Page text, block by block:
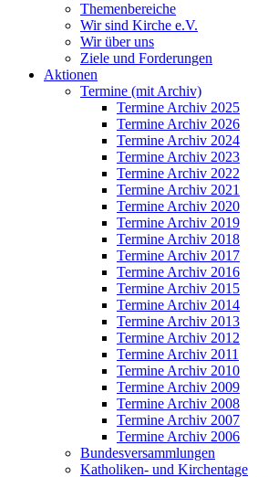
Themenbereiche
Wir sind Kirche e.V.
Wir über uns
Ziele und Forderungen
Aktionen
Termine (mit Archiv)
Termine Archiv 2025
Termine Archiv 2026
Termine Archiv 2024
Termine Archiv 2023
Termine Archiv 2022
Termine Archiv 2021
Termine Archiv 2020
Termine Archiv 2019
Termine Archiv 2018
Termine Archiv 2017
Termine Archiv 2016
Termine Archiv 2015
Termine Archiv 2014
Termine Archiv 2013
Termine Archiv 2012
Termine Archiv 2011
Termine Archiv 2010
Termine Archiv 2009
Termine Archiv 2008
Termine Archiv 2007
Termine Archiv 2006
Bundesversammlungen
Katholiken- und Kirchentage